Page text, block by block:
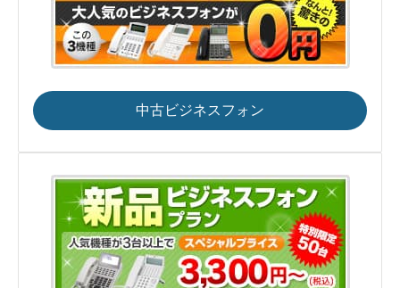
中古ビジネスフォン